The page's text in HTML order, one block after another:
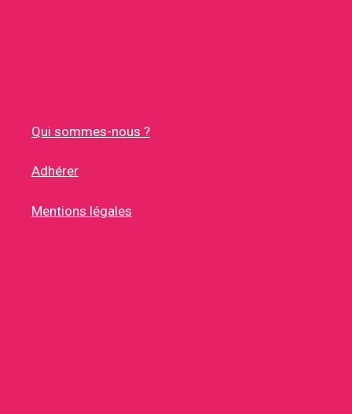
Qui sommes-nous ?
Adhérer
Mentions légales